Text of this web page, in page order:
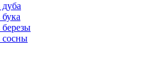
березы
сосны